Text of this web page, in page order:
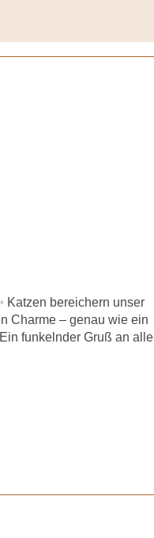
Katzen bereichern unser
Charme – genau wie ein
funkelnder Gruß an alle